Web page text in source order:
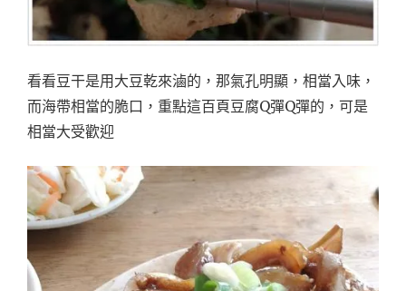
看看豆干是用大豆乾來滷的，那氣孔明顯，相當入味，
而海帶相當的脆口，重點這百頁豆腐Q彈Q彈的，可是
相當大受歡迎